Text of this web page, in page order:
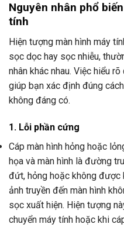
Nguyên nhân phổ
tính
Hiện tượng màn hình máy
sọc dọc hay sọc nhiễu,
nhân khác nhau. Việc hiểu
giúp bạn xác định đúng
không đáng có.
1. Lỗi phần cứng
Cáp màn hình hỏng hoặc
họa và màn hình là đường
đứt, hỏng hoặc không được
ảnh truyền đến màn hình
sọc xuất hiện. Hiện tượng
chuyển máy tính hoặc khi